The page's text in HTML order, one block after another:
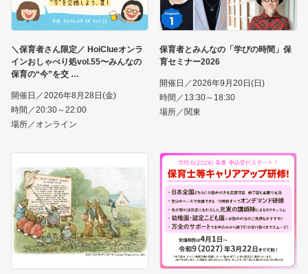
＼保育者さん限定／ HoiClueオンラ
インおしゃべり処vol.55〜みんなの
保育の“今”を交
開催日／2026年8月28日(金)
時間／20:30～22:00
場所／オンライン
保育者とみんなの「学びの時間」保
育セミナー2026
開催日／2026年9月20日(日)
時間／13:30～18:30
場所／関東